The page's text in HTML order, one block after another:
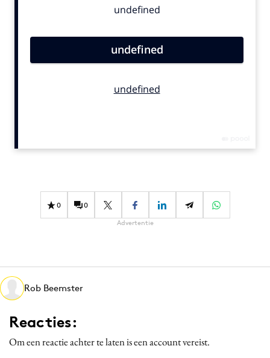
Contentmarketing
Effectiviteit
Gedragsverandering
Martech
Media
Merkstrategie
PR
Programmatic
0 0
Advertentie
Rob Beemster
Reacties:
Om een reactie achter te laten is een account vereist.